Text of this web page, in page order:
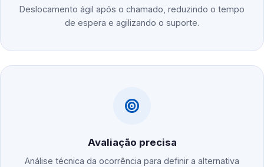
Deslocamento ágil após o chamado, reduzindo o tempo
de espera e agilizando o suporte.
Avaliação precisa
Análise técnica da ocorrência para definir a alternativa